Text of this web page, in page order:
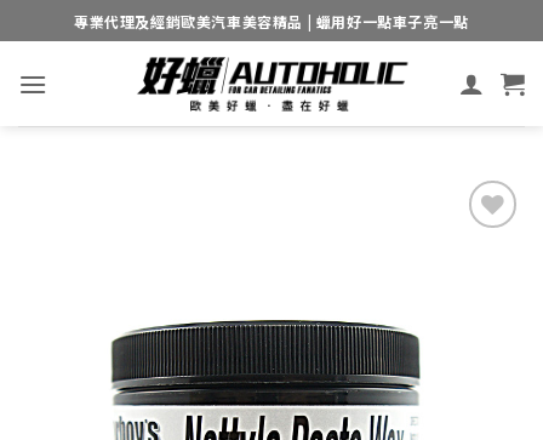
to
content
專業代理及經銷歐美汽車美容精品 | 蠟用好一點車子亮一點